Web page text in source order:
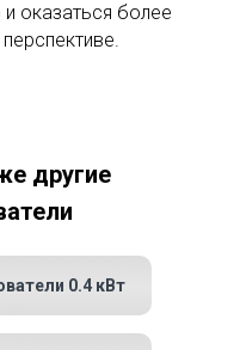
оказаться более
0.4 кВт
другие